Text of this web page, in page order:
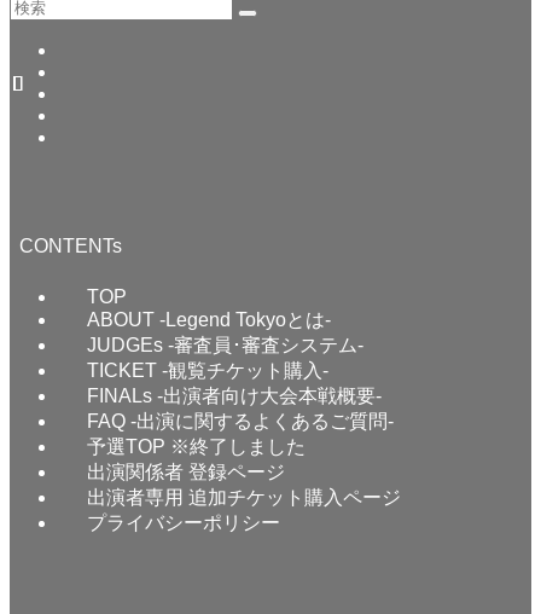
CONTENTs
TOP
ABOUT -Legend Tokyoとは-
JUDGEs -審査員･審査システム-
TICKET -観覧チケット購入-
FINALs -出演者向け大会本戦概要-
FAQ -出演に関するよくあるご質問-
予選TOP ※終了しました
出演関係者 登録ページ
出演者専用 追加チケット購入ページ
プライバシーポリシー